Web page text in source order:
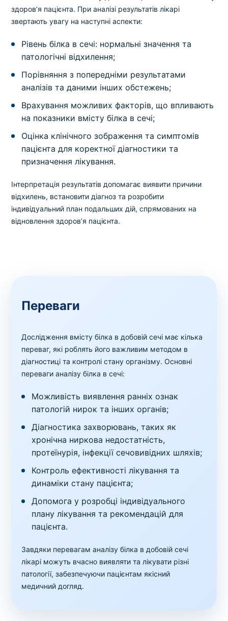
здоров’я пацієнта. При аналізі результатів лікарі
звертають увагу на наступні аспекти:
Рівень білка в сечі: нормальні значення та
патологічні відхилення;
Порівняння з попередніми результатами
аналізів та даними інших обстежень;
Врахування можливих факторів, що впливають
на показники вмісту білка в сечі;
Оцінка клінічного зображення та симптомів
пацієнта для коректної діагностики та
призначення лікування.
Інтерпретація результатів допомагає виявити причини
відхилень, встановити діагноз та розробити
індивідуальний план подальших дій, спрямованих на
відновлення здоров’я пацієнта.
Переваги
Дослідження вмісту білка в добовій сечі має кілька
переваг, які роблять його важливим методом в
діагностиці та контролі стану організму. Основні
переваги аналізу білка в сечі:
Можливість виявлення ранніх ознак
патологій нирок та інших органів;
Діагностика захворювань, таких як
хронічна ниркова недостатність,
протеїнурія, інфекції сечовивідних шляхів;
Контроль ефективності лікування та
динаміки стану пацієнта;
Допомога у розробці індивідуального
плану лікування та рекомендацій для
пацієнта.
Завдяки перевагам аналізу білка в добовій сечі
лікарі можуть вчасно виявляти та лікувати різні
патології, забезпечуючи пацієнтам якісний
медичний догляд.